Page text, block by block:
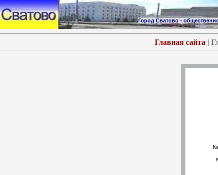
Город Сватово -
Главная сайта |